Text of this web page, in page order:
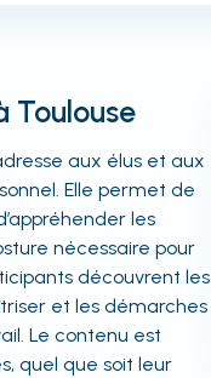
Toulouse
aux élus et aux
Elle permet de
les
nécessaire pour
découvrent les
et les démarches
Le contenu est
quel que soit leur